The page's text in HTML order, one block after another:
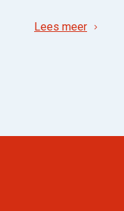
Lees meer